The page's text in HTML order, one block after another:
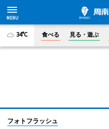
34°C 食べる 見る・遊ぶ
フォトフラッシュ